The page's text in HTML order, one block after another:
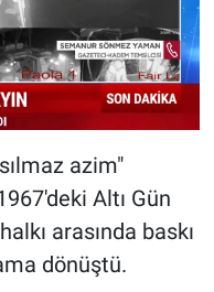
azim"
Altı Gün
arasında baskı
dönüştü.